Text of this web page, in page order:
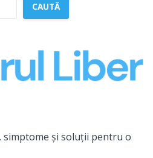
CAUTĂ
simptome și soluții pentru o